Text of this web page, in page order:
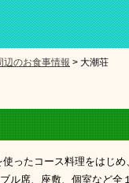
辺のお食事情報 > 大潮荘
ったコース料理をはじ
ル席、座敷、個室など